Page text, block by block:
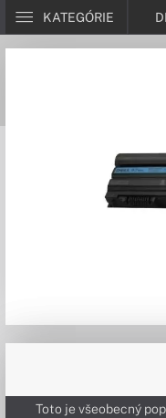
KATEGÓRIE
Toto je všeobecný